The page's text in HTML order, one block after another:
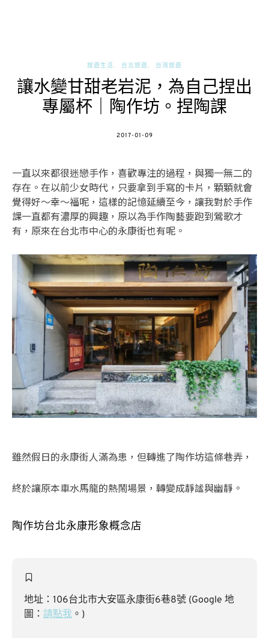
旅遊生活 台北旅遊 台灣旅遊
讓水變甘甜老岩泥，為自己捏出
專屬杯｜陶作坊。捏陶課
POSTED
2017-01-09
一直以來都很迷戀手作，喜歡專注的過程，與獨一無二的
存在。在以前少女時代，只要拿到手寫的卡片，顆顆就會
覺得好～幸～福呢，這樣的記憶延續至今，讓我對於手作
課一直都有濃厚的興趣，原以為手作陶藝要跑到鶯歌才
有，原來在台北市中心的永康街也有呢。
雖然假日的永康街人滿為患，但轉進了陶作坊這條巷弄，
終於讓原本車水馬龍的熱鬧場景，轉變成靜謐與幽靜。
陶作坊台北永康形象概念店
地址：106台北市大安區永康街6巷8號 (Google 地
圖： 請點我 。)